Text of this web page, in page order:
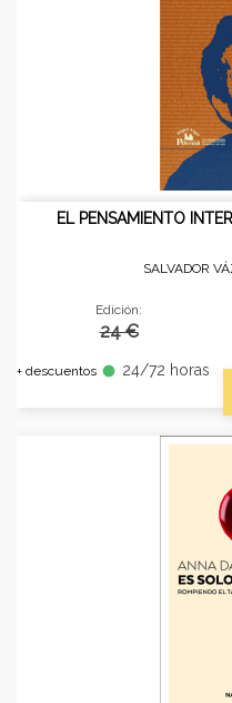
EL PENSAMIENTO
SALVADOR
Edición:
24 €
+ descuentos fiber_manual_record 24/72 horas